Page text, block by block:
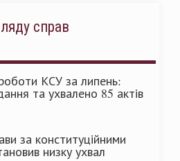
справ
КСУ за липень:
та ухвалено 85 актів
за конституційними
низку ухвал